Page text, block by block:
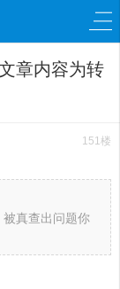
章内容为转
151楼
真查出问题你